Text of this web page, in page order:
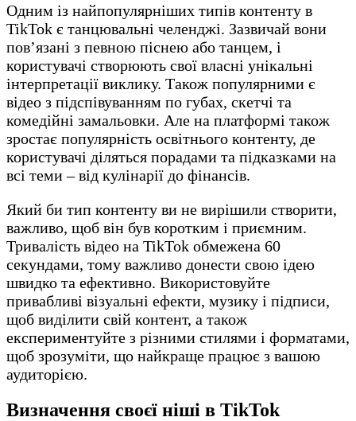
Одним із найпопулярніших типів контенту в
TikTok є танцювальні челенджі. Зазвичай вони
пов’язані з певною піснею або танцем, і
користувачі створюють свої власні унікальні
інтерпретації виклику. Також популярними є
відео з підспівуванням по губах, скетчі та
комедійні замальовки. Але на платформі також
зростає популярність освітнього контенту, де
користувачі діляться порадами та підказками на
всі теми – від кулінарії до фінансів.
Який би тип контенту ви не вирішили створити,
важливо, щоб він був коротким і приємним.
Тривалість відео на TikTok обмежена 60
секундами, тому важливо донести свою ідею
швидко та ефективно. Використовуйте
привабливі візуальні ефекти, музику і підписи,
щоб виділити свій контент, а також
експериментуйте з різними стилями і форматами,
щоб зрозуміти, що найкраще працює з вашою
аудиторією.
Визначення своєї ніші в TikTok